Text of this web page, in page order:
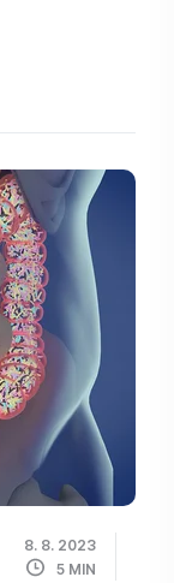
8. 8. 2023
5 MIN